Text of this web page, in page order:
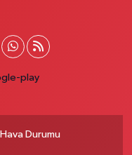
Hava Durumu